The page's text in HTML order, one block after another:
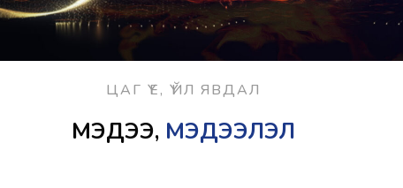
ЦАГ ҮЕ, ҮЙЛ ЯВДАЛ
МЭДЭЭ, МЭДЭЭЛЭЛ